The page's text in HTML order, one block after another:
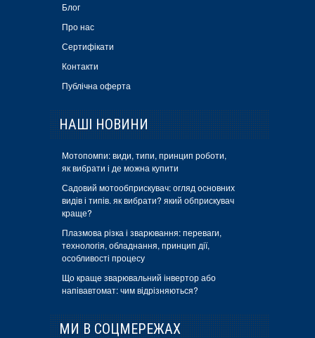
Блог
Про нас
Сертифікати
Контакти
Публічна оферта
НАШІ НОВИНИ
Мотопомпи: види, типи, принцип роботи,
як вибрати і де можна купити
Садовий мотообприскувач: огляд основних
видів і типів. як вибрати? який обприскувач
краще?
Плазмова різка і зварювання: переваги,
технологія, обладнання, принцип дії,
особливості процесу
Що краще зварювальний інвертор або
напівавтомат: чим відрізняються?
МИ В СОЦМЕРЕЖАХ